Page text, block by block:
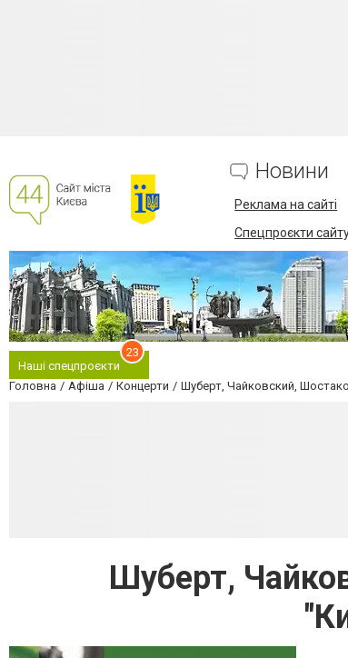
Новини
Реклама на сайті
Спецпроєкти
Наші спецпроєкти
23
Головна Афіша Концерти Шуберт, Чайковский,
Шуберт,